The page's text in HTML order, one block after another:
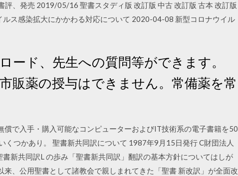
、発売 2019/05/16 聖書スタディ版 改訂版 中古 改訂版 古本 改訂版
ス感染拡大にかかわる対応について 2020-04-08 新型コロナウイル
ード、先生への質問等ができます。
販薬の授与はできません。常備薬を常
で入手・購入可能なコンピューターおよびIT技術系の電子書籍を50
つかあり。 聖書新共同訳について 1987年9月15日発行 C財団法人
新共同訳L の歩み「聖書新共同訳」翻訳の基本方針についてはしが
、公用聖書として諸教会で親しまれてきた「聖書 新改訳」が全面改